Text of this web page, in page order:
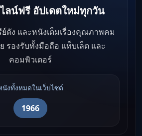
ลน์ฟรี อัปเดตใหม่ทุกวัน
ดัง และหนังเต็มเรื่องคุณภาพคม
รองรับทั้งมือถือ แท็บเล็ต และ
คอมพิวเตอร์
นังทั้งหมดในเว็บไซต์
1966